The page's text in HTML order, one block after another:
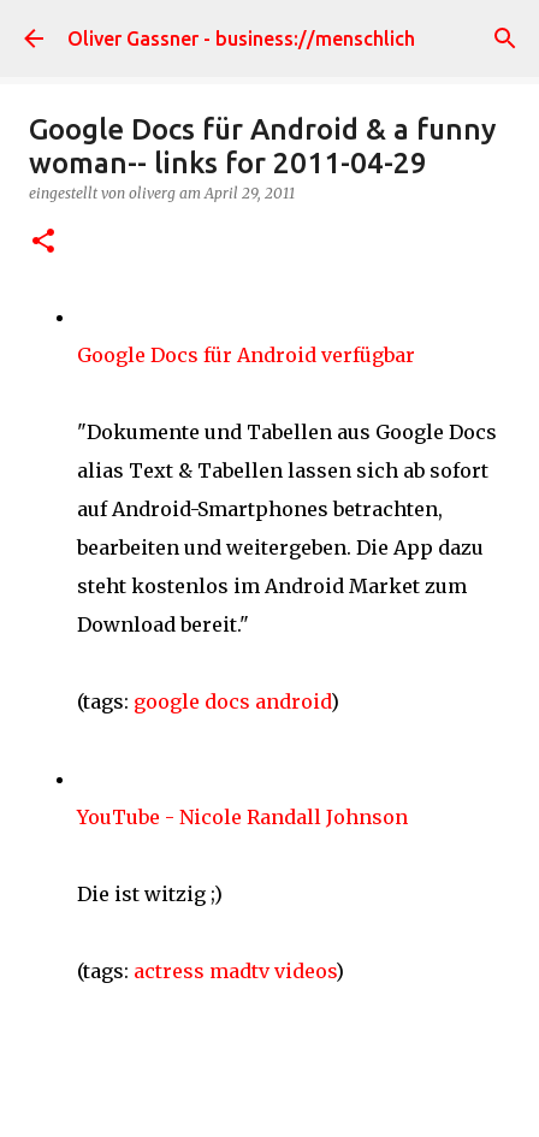
Direkt zum Hauptbereich
Oliver Gassner - business://menschlich
Google Docs für Android & a funny
woman-- links for 2011-04-29
eingestellt von oliverg amApril 29, 2011
Google Docs für Android verfügbar
"Dokumente und Tabellen aus Google Docs
alias Text & Tabellen lassen sich ab sofort
auf Android-Smartphones betrachten,
bearbeiten und weitergeben. Die App dazu
steht kostenlos im Android Market zum
Download bereit."
(tags: google docs android)
YouTube - Nicole Randall Johnson
Die ist witzig ;)
(tags: actress madtv videos)